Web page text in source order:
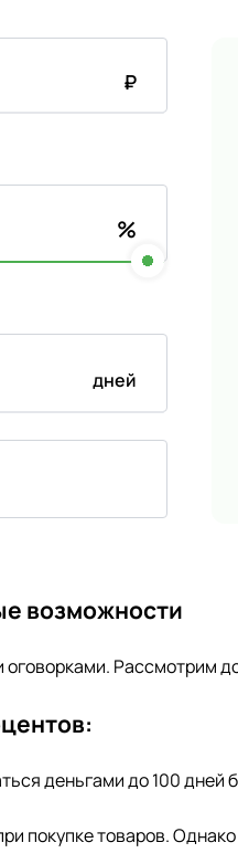
₽
%
дней
возможности
Рассмотрим
деньгами до 100
покупке товаров.